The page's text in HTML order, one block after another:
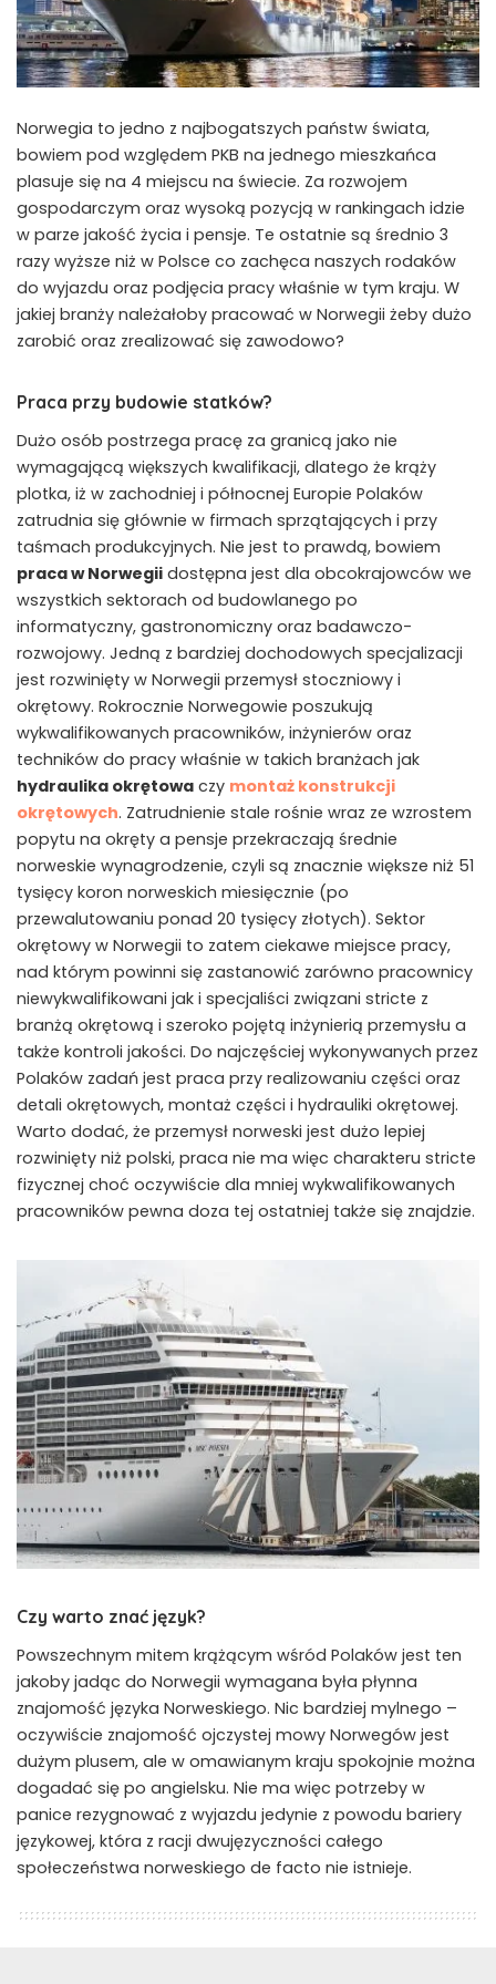
Norwegia to jedno z najbogatszych państw świata,
bowiem pod względem PKB na jednego mieszkańca
plasuje się na 4 miejscu na świecie. Za rozwojem
gospodarczym oraz wysoką pozycją w rankingach idzie
w parze jakość życia i pensje. Te ostatnie są średnio 3
razy wyższe niż w Polsce co zachęca naszych rodaków
do wyjazdu oraz podjęcia pracy właśnie w tym kraju. W
jakiej branży należałoby pracować w Norwegii żeby dużo
zarobić oraz zrealizować się zawodowo?
Praca przy budowie statków?
Dużo osób postrzega pracę za granicą jako nie
wymagającą większych kwalifikacji, dlatego że krąży
plotka, iż w zachodniej i północnej Europie Polaków
zatrudnia się głównie w firmach sprzątających i przy
taśmach produkcyjnych. Nie jest to prawdą, bowiem
praca w Norwegii dostępna jest dla obcokrajowców we
wszystkich sektorach od budowlanego po
informatyczny, gastronomiczny oraz badawczo-
rozwojowy. Jedną z bardziej dochodowych specjalizacji
jest rozwinięty w Norwegii przemysł stoczniowy i
okrętowy. Rokrocznie Norwegowie poszukują
wykwalifikowanych pracowników, inżynierów oraz
techników do pracy właśnie w takich branżach jak
hydraulika okrętowa czy montaż konstrukcji
okrętowych. Zatrudnienie stale rośnie wraz ze wzrostem
popytu na okręty a pensje przekraczają średnie
norweskie wynagrodzenie, czyli są znacznie większe niż 51
tysięcy koron norweskich miesięcznie (po
przewalutowaniu ponad 20 tysięcy złotych). Sektor
okrętowy w Norwegii to zatem ciekawe miejsce pracy,
nad którym powinni się zastanowić zarówno pracownicy
niewykwalifikowani jak i specjaliści związani stricte z
branżą okrętową i szeroko pojętą inżynierią przemysłu a
także kontroli jakości. Do najczęściej wykonywanych przez
Polaków zadań jest praca przy realizowaniu części oraz
detali okrętowych, montaż części i hydrauliki okrętowej.
Warto dodać, że przemysł norweski jest dużo lepiej
rozwinięty niż polski, praca nie ma więc charakteru stricte
fizycznej choć oczywiście dla mniej wykwalifikowanych
pracowników pewna doza tej ostatniej także się znajdzie.
Czy warto znać język?
Powszechnym mitem krążącym wśród Polaków jest ten
jakoby jadąc do Norwegii wymagana była płynna
znajomość języka Norweskiego. Nic bardziej mylnego –
oczywiście znajomość ojczystej mowy Norwegów jest
dużym plusem, ale w omawianym kraju spokojnie można
dogadać się po angielsku. Nie ma więc potrzeby w
panice rezygnować z wyjazdu jedynie z powodu bariery
językowej, która z racji dwujęzyczności całego
społeczeństwa norweskiego de facto nie istnieje.